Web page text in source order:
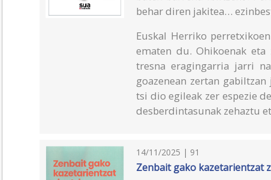
behar diren jakitea…
Euskal Herriko
ematen du. Ohikoenak
tresna eragingarria jarri
goazenean zertan
tsi dio egileak zer espezie
desberdintasunak zehaztu
14/11/2025 | 91
Zenbait gako kazetarientzat